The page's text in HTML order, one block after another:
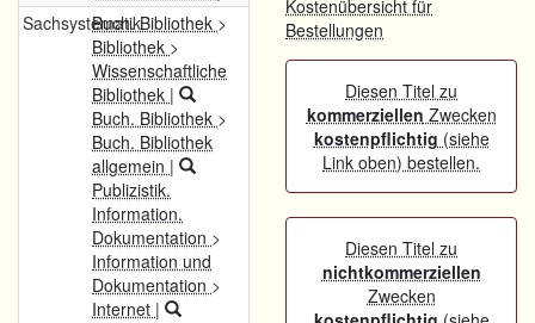
SachsystematikBuch. Bibliothek >
Bibliothek >
Wissenschaftliche
Bibliothek |
Buch. Bibliothek >
Buch. Bibliothek
allgemein |
Publizistik.
Information.
Dokumentation >
Information und
Dokumentation >
Internet |
Kostenübersicht für
Bestellungen
Diesen Titel zu
kommerziellen Zwecken
kostenpflichtig (siehe
Link oben) bestellen.
Diesen Titel zu
nichtkommerziellen
Zwecken